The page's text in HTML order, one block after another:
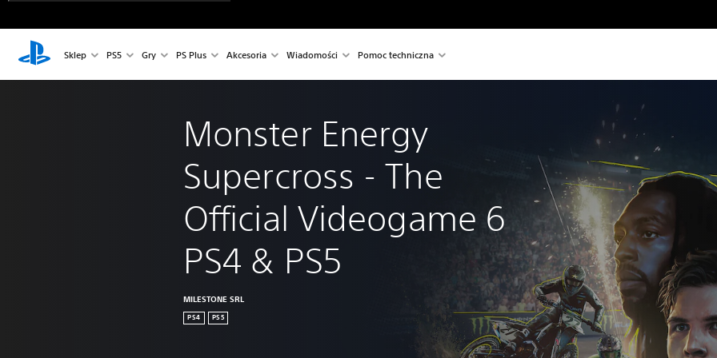
Sklep PS5 Gry PS Plus Akcesoria Wiadomości Pomoc techniczna
Monster Energy
Supercross - The
Official Videogame 6
PS4 & PS5
MILESTONE SRL
PS4 PS5